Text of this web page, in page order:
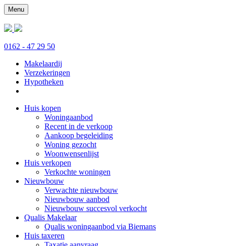
Menu
0162 - 47 29 50
Makelaardij
Verzekeringen
Hypotheken
Huis kopen
Woningaanbod
Recent in de verkoop
Aankoop begeleiding
Woning gezocht
Woonwensenlijst
Huis verkopen
Verkochte woningen
Nieuwbouw
Verwachte nieuwbouw
Nieuwbouw aanbod
Nieuwbouw succesvol verkocht
Qualis Makelaar
Qualis woningaanbod via Biemans
Huis taxeren